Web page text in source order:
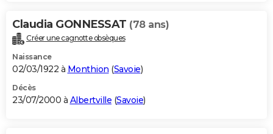
Claudia GONNESSAT (78 ans)
Créer une cagnotte obsèques
Naissance
02/03/1922 à Monthion (Savoie)
Décès
23/07/2000 à Albertville (Savoie)